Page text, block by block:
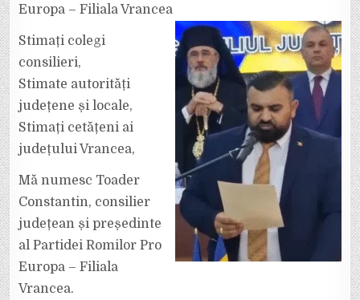
COMPLET
ABSENTE
DE
PE
AGENDA
PUBLICĂ
A
INSTITUȚIILOR
LOCALE
ȘI
JUDEȚENE”
Europa – Filiala Vrancea
Stimați colegi
consilieri,
Stimate autorități
județene și locale,
Stimați cetățeni ai
județului Vrancea,
Mă numesc Toader
Constantin, consilier
județean și președinte
al Partidei Romilor Pro
Europa – Filiala
Vrancea.